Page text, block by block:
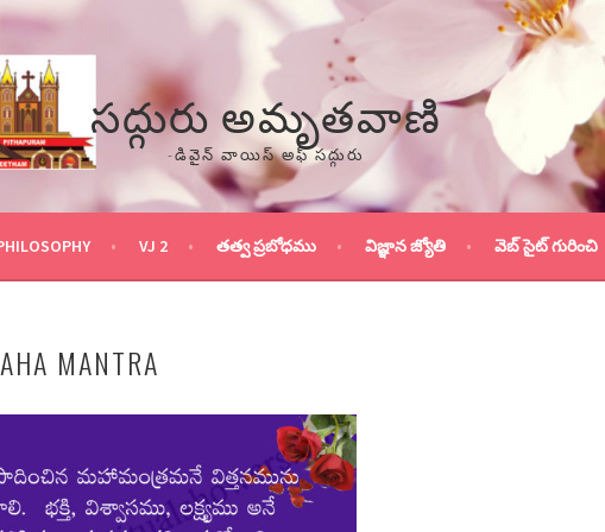
సద్గురు అమృతవాణి
-డివైన్ వాయిస్ అఫ్ సద్గురు
VJ 2 తత్వ ప్రబోధము విజ్ఞాన జ్యోతి వెబ్ సైట్ గురించి
MANTRA